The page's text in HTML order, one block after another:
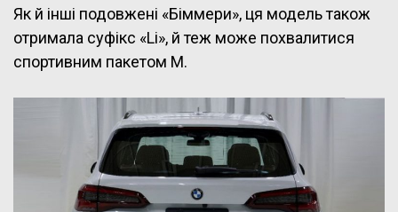
Як й інші подовжені «Біммери», ця модель також
отримала суфікс «Li», й теж може похвалитися
спортивним пакетом M.